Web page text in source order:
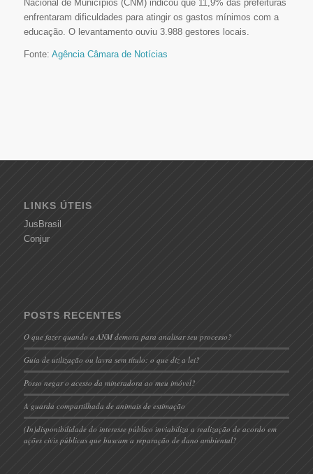
Nacional de Municípios (CNM) indicou que 11,9% das prefeituras
enfrentaram dificuldades para atingir os gastos mínimos com a
educação. O levantamento ouviu 3.988 gestores locais.
Fonte: Agência Câmara de Notícias
LINKS ÚTEIS
JusBrasil
Conjur
POSTS RECENTES
O que fazer quando a ANM demora para analisar seu processo?
Guia de utilização ou lavra sem título: o que diz a lei?
Posso negar o acesso da mineradora ao meu imóvel?
A guarda compartilhada de animais de estimação
(In)disponibilidade do interesse público inviabiliza a realização de acordo em
ações civis públicas que buscam a reparação de dano ambiental?